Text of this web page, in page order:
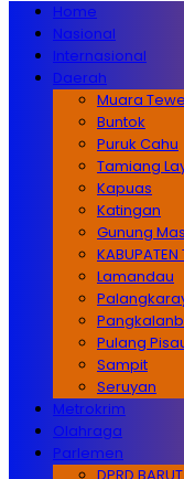
Home
Nasional
Internasional
Daerah
Muara
Buntok
Puruk Cahu
Tamiang
Kapuas
Katingan
Gunung Mas
KABUPATEN
Lamandau
Pulang
Sampit
Seruyan
Metrokrim
Olahraga
Parlemen